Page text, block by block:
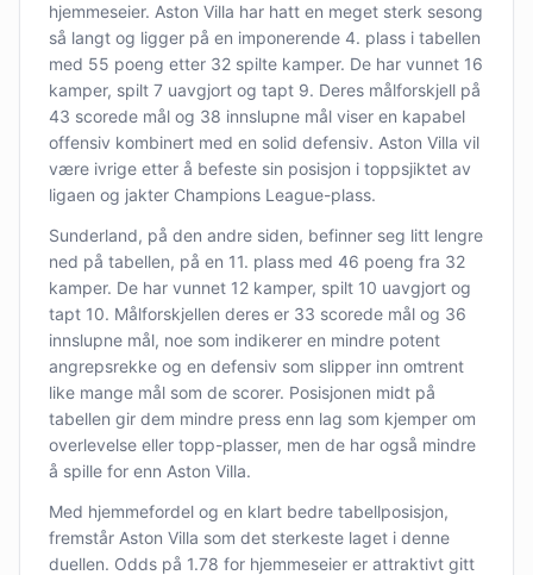
hjemmeseier. Aston Villa har hatt en meget sterk sesong
så langt og ligger på en imponerende 4. plass i tabellen
med 55 poeng etter 32 spilte kamper. De har vunnet 16
kamper, spilt 7 uavgjort og tapt 9. Deres målforskjell på
43 scorede mål og 38 innslupne mål viser en kapabel
offensiv kombinert med en solid defensiv. Aston Villa vil
være ivrige etter å befeste sin posisjon i toppsjiktet av
ligaen og jakter Champions League-plass.
Sunderland, på den andre siden, befinner seg litt lengre
ned på tabellen, på en 11. plass med 46 poeng fra 32
kamper. De har vunnet 12 kamper, spilt 10 uavgjort og
tapt 10. Målforskjellen deres er 33 scorede mål og 36
innslupne mål, noe som indikerer en mindre potent
angrepsrekke og en defensiv som slipper inn omtrent
like mange mål som de scorer. Posisjonen midt på
tabellen gir dem mindre press enn lag som kjemper om
overlevelse eller topp-plasser, men de har også mindre
å spille for enn Aston Villa.
Med hjemmefordel og en klart bedre tabellposisjon,
fremstår Aston Villa som det sterkeste laget i denne
duellen. Odds på 1.78 for hjemmeseier er attraktivt gitt